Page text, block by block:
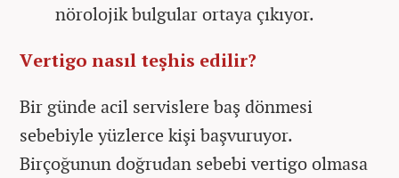
nörolojik bulgular ortaya çıkıyor.
Vertigo nasıl teşhis edilir?
Bir günde acil servislere baş dönmesi
sebebiyle yüzlerce kişi başvuruyor.
Birçoğunun doğrudan sebebi vertigo olmasa